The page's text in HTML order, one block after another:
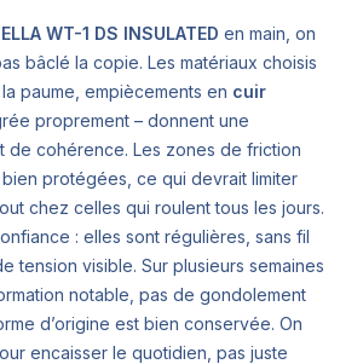
WT-1 DS INSULATED en main, on
bâclé la copie. Les matériaux choisis
paume, empiècements en cuir
proprement – donnent une
de cohérence. Les zones de friction
protégées, ce qui devrait limiter
chez celles qui roulent tous les jours.
: elles sont régulières, sans fil
tension visible. Sur plusieurs semaines
notable, pas de gondolement
d’origine est bien conservée. On
encaisser le quotidien, pas juste